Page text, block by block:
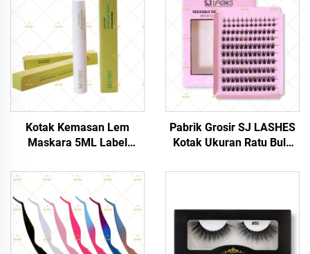
Kotak Kemasan Lem
Maskara 5ML Label
LASHES | Strip Logo
Custom, Lem Tempel
Maskara untuk Eceran,
OEM
Pabrik Grosir SJ LASHES
Kotak Ukuran Ratu Bulu
Dapat Digunakan Kembali |